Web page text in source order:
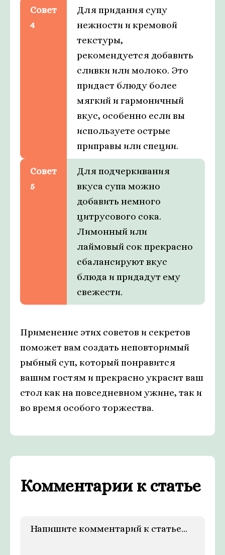
Совет
4
Для придания супу
нежности и кремовой
текстуры,
рекомендуется добавить
сливки или молоко. Это
придаст блюду более
мягкий и гармоничный
вкус, особенно если вы
используете острые
приправы или специи.
Совет
5
Для подчеркивания
вкуса супа можно
добавить немного
цитрусового сока.
Лимонный или
лаймовый сок прекрасно
сбалансируют вкус
блюда и придадут ему
свежести.
Применение этих советов и секретов
поможет вам создать неповторимый
рыбный суп, который понравится
вашим гостям и прекрасно украсит ваш
стол как на повседневном ужине, так и
во время особого торжества.
Комментарии к статье